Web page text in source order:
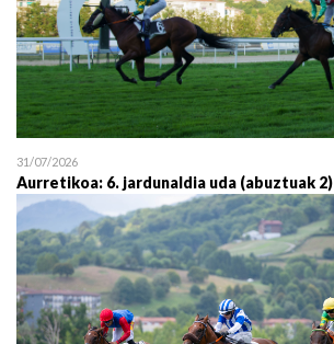
31/07/2026
Aurretikoa: 6. jardunaldia uda (abuztuak 2)